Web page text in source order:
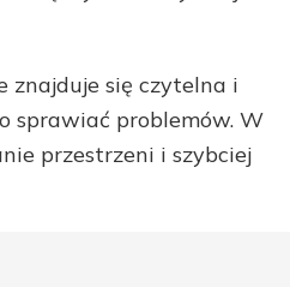
znajduje się czytelna i
sprawiać problemów. W
przestrzeni i szybciej